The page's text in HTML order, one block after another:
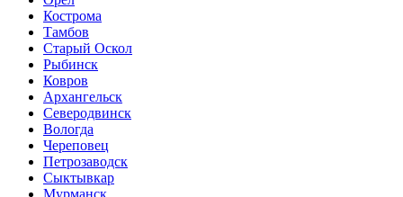
Кострома
Тамбов
Старый Оскол
Рыбинск
Ковров
Архангельск
Северодвинск
Вологда
Череповец
Петрозаводск
Сыктывкар
Мурманск